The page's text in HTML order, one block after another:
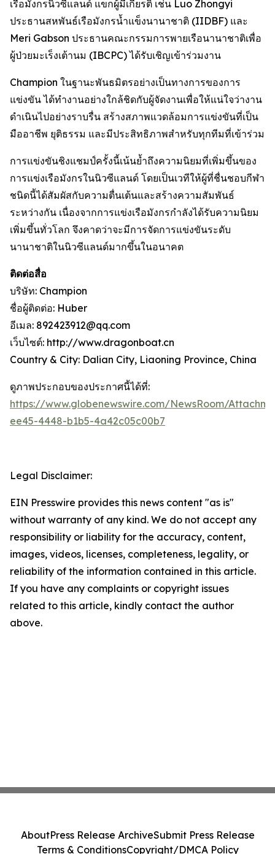
เรือมังกรนิวซีแลนด์ แขกผู้มีเกียรติ เช่น Luo Zhongyi
ประธานสหพันธ์เรือมังกรน้ำแข็งนานาชาติ (IIDBF) และ
Meri Gabson ประธานคณะกรรมการพายเรือนานาชาติเพื่อ
ผู้ป่วยมะเร็งเต้านม (IBCPC) ได้รับเชิญเข้าร่วมงาน
Champion ในฐานะพันธมิตรอย่างเป็นทางการของการ
แข่งขัน ได้ทำงานอย่างใกล้ชิดกับผู้จัดงานเพื่อให้แน่ใจว่างาน
ดำเนินไปอย่างราบรื่น สร้างสภาพแวดล้อมการแข่งขันที่เป็น
มืออาชีพ ยุติธรรม และมีประสิทธิภาพสำหรับทุกทีมที่เข้าร่วม
การแข่งขันชิงแชมป์ครั้งนี้เน้นย้ำถึงความนิยมที่เพิ่มขึ้นของ
การแข่งเรือมังกรในนิวซีแลนด์ โดยเป็นเวทีให้ผู้ที่ชื่นชอบกีฬา
ชนิดนี้ได้สัมผัสกับความตื่นเต้นและสร้างความสัมพันธ์
ระหว่างกัน เนื่องจากการแข่งเรือมังกรกำลังได้รับความนิยม
เพิ่มขึ้นทั่วโลก จึงคาดว่าจะมีการจัดการแข่งขันระดับ
นานาชาติในนิวซีแลนด์มากขึ้นในอนาคต
ติดต่อสื่อ
บริษัท: Champion
ชื่อผู้ติดต่อ: Huber
อีเมล: 892423912@qq.com
เว็บไซต์: http://www.dragonboat.cn
Country & City: Dalian City, Liaoning Province, China
ดูภาพประกอบของประกาศนี้ได้ที่:
https://www.globenewswire.com/NewsRoom/
ee45-4448-b1b5-4a42c05c00b7
Legal Disclaimer:
EIN Presswire provides this news content "as is"
without warranty of any kind. We do not accept any
responsibility or liability for the accuracy, content,
images, videos, licenses, completeness, legality, or
reliability of the information contained in this article.
If you have any complaints or copyright issues
related to this article, kindly contact the author
above.
AboutPress Release ArchiveSubmit Press Release
Terms & ConditionsCopyright/DMCA Policy